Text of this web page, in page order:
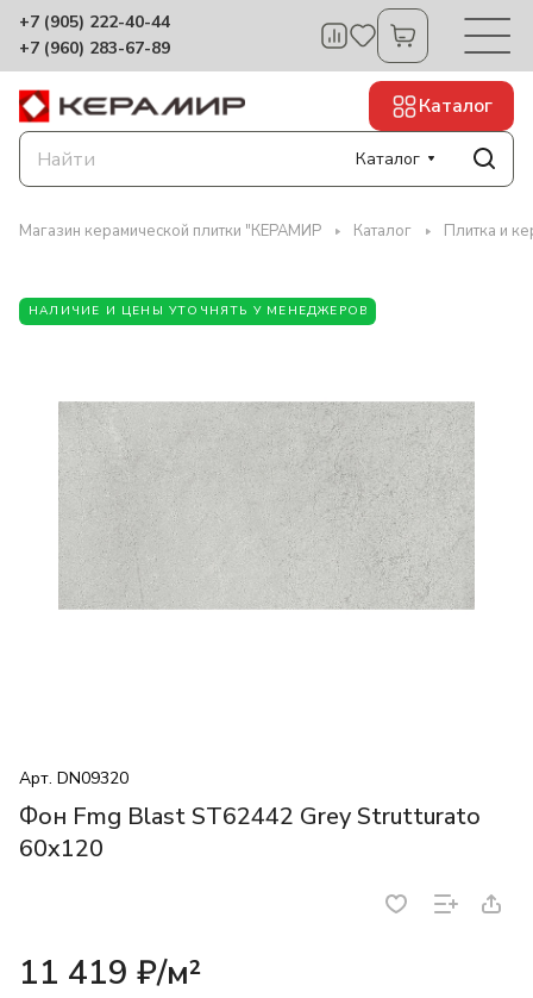
+7 (905) 222-40-44
+7 (960) 283-67-89
Каталог
Каталог
Магазин керамической плитки "КЕРАМИР Каталог Плитка и
НАЛИЧИЕ И ЦЕНЫ УТОЧНЯТЬ У МЕНЕДЖЕРОВ
Арт. DN09320
Фон Fmg Blast ST62442 Grey Strutturato
60x120
11 419 ₽/м²